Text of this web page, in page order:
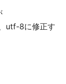
utf-8に修正す